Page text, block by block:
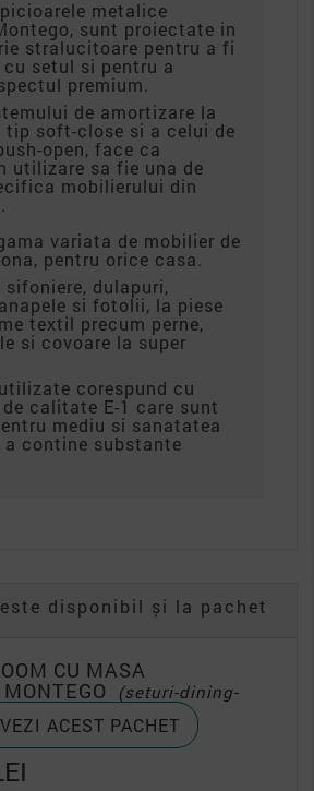
metalice
sunt proiectate in
stralucitoare pentru a fi
setul si pentru a
premium.
de amortizare la
tip soft-close si a celui de
open, face ca
utilizare sa fie una de
mobilierului din
variata de mobilier de
pentru orice casa.
sifoniere, dulapuri,
si fotolii, la piese
textil precum perne,
si covoare la super
corespund cu
calitate E-1 care sunt
mediu si sanatatea
a contine substante
disponibil și la pachet
CU MASA
(seturi-dining-
VEZI ACEST PACHET